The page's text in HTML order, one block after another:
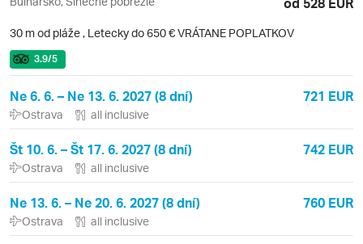
30 m od pláže , Letecky do 650 € VRÁTANE POPLATKOV
3.9/5
Ne 6. 6. – Ne 13. 6. 2027 (8 dní) 721 EUR
Ostrava all inclusive
Št 10. 6. – Št 17. 6. 2027 (8 dní) 742 EUR
Ostrava all inclusive
Ne 13. 6. – Ne 20. 6. 2027 (8 dní) 760 EUR
Ostrava all inclusive